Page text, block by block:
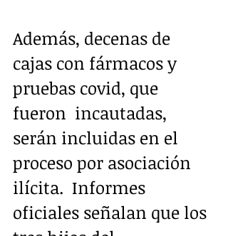
Además, decenas de
cajas con fármacos y
pruebas covid, que
fueron  incautadas,
serán incluidas en el
proceso por asociación
ilícita.  Informes
oficiales señalan que los